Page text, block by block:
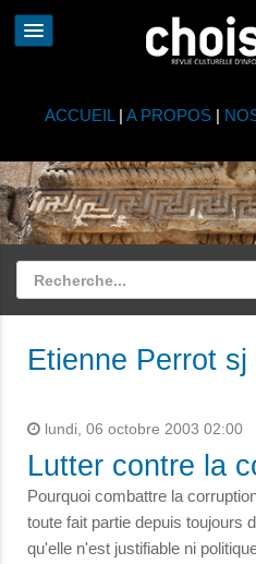
ACCUEIL | A PROPOS|
Etienne Perrot sj
lundi, 06 octobre 2003 02:00
Lutter contre la
Pourquoi combattre la
toute fait partie depuis toujours
qu'elle n'est justifiable ni